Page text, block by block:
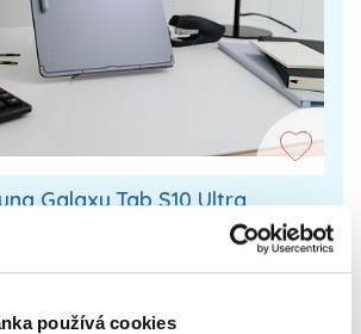
používá cookies
Galaxy Tab S10 Ultra
na maximální obrazovce bez
práci odvede pero S Pen.